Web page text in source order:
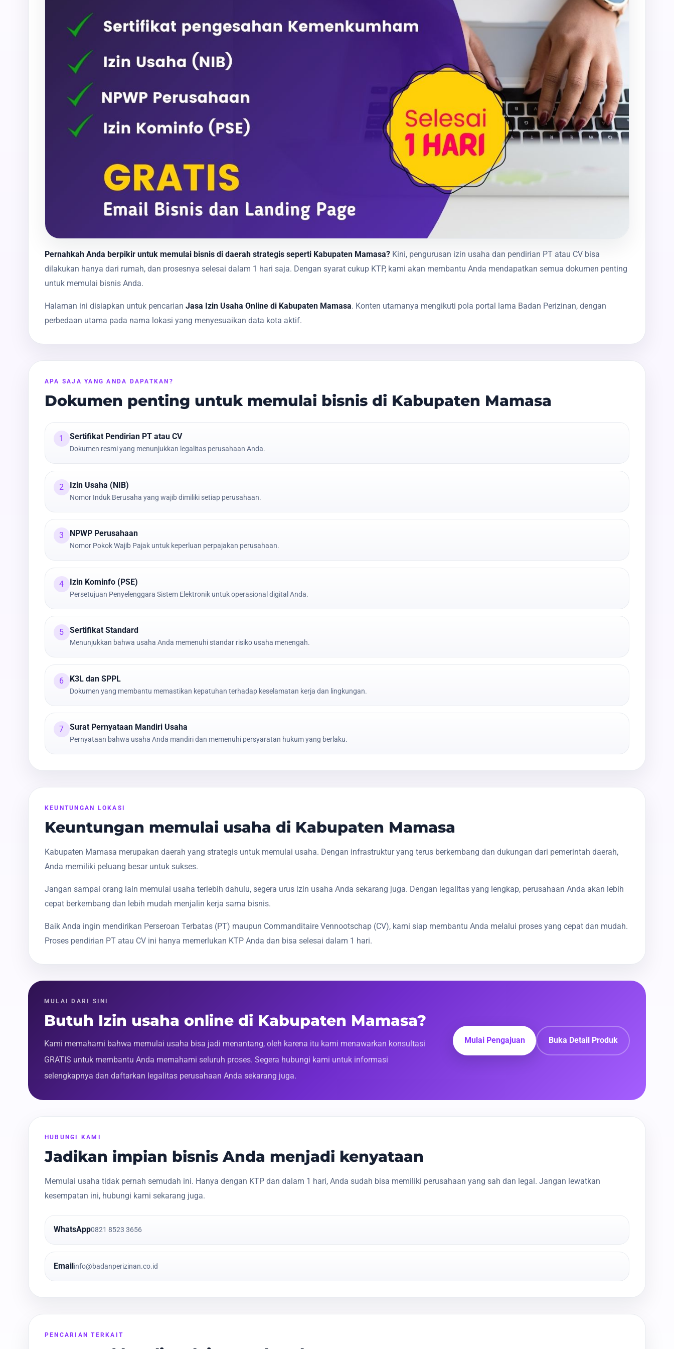
Pernahkah Anda berpikir untuk memulai bisnis di daerah strategis seperti Kabupaten Mamasa? Kini, pengurusan izin usaha dan pendirian PT atau CV bisa
dilakukan hanya dari rumah, dan prosesnya selesai dalam 1 hari saja. Dengan syarat cukup KTP, kami akan membantu Anda mendapatkan semua dokumen penting
untuk memulai bisnis Anda.
Halaman ini disiapkan untuk pencarian Jasa Izin Usaha Online di Kabupaten Mamasa. Konten utamanya mengikuti pola portal lama Badan Perizinan, dengan
perbedaan utama pada nama lokasi yang menyesuaikan data kota aktif.
APA SAJA YANG ANDA DAPATKAN?
Dokumen penting untuk memulai bisnis di Kabupaten Mamasa
1 Sertifikat Pendirian PT atau CV
Dokumen resmi yang menunjukkan legalitas perusahaan Anda.
2 Izin Usaha (NIB)
Nomor Induk Berusaha yang wajib dimiliki setiap perusahaan.
3 NPWP Perusahaan
Nomor Pokok Wajib Pajak untuk keperluan perpajakan perusahaan.
4 Izin Kominfo (PSE)
Persetujuan Penyelenggara Sistem Elektronik untuk operasional digital Anda.
5 Sertifikat Standard
Menunjukkan bahwa usaha Anda memenuhi standar risiko usaha menengah.
6 K3L dan SPPL
Dokumen yang membantu memastikan kepatuhan terhadap keselamatan kerja dan lingkungan.
7 Surat Pernyataan Mandiri Usaha
Pernyataan bahwa usaha Anda mandiri dan memenuhi persyaratan hukum yang berlaku.
KEUNTUNGAN LOKASI
Keuntungan memulai usaha di Kabupaten Mamasa
Kabupaten Mamasa merupakan daerah yang strategis untuk memulai usaha. Dengan infrastruktur yang terus berkembang dan dukungan dari pemerintah daerah,
Anda memiliki peluang besar untuk sukses.
Jangan sampai orang lain memulai usaha terlebih dahulu, segera urus izin usaha Anda sekarang juga. Dengan legalitas yang lengkap, perusahaan Anda akan lebih
cepat berkembang dan lebih mudah menjalin kerja sama bisnis.
Baik Anda ingin mendirikan Perseroan Terbatas (PT) maupun Commanditaire Vennootschap (CV), kami siap membantu Anda melalui proses yang cepat dan mudah.
Proses pendirian PT atau CV ini hanya memerlukan KTP Anda dan bisa selesai dalam 1 hari.
MULAI DARI SINI
Butuh Izin usaha online di Kabupaten Mamasa?
Kami memahami bahwa memulai usaha bisa jadi menantang, oleh karena itu kami menawarkan konsultasi
GRATIS untuk membantu Anda memahami seluruh proses. Segera hubungi kami untuk informasi
selengkapnya dan daftarkan legalitas perusahaan Anda sekarang juga.
Mulai Pengajuan Buka Detail Produk
HUBUNGI KAMI
Jadikan impian bisnis Anda menjadi kenyataan
Memulai usaha tidak pernah semudah ini. Hanya dengan KTP dan dalam 1 hari, Anda sudah bisa memiliki perusahaan yang sah dan legal. Jangan lewatkan
kesempatan ini, hubungi kami sekarang juga.
WhatsApp0821 8523 3656
Emailinfo@badanperizinan.co.id
PENCARIAN TERKAIT